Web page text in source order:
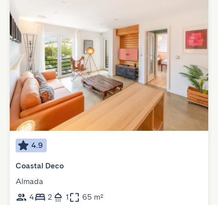
4.9
Coastal Deco
Almada
4
2 1 65 m²